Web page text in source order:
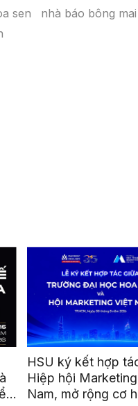
sen
nhà báo bông mai
Lễ kỷ niệm 35
lập Trường Đại
Sen